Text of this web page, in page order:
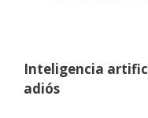
Inteligencia
adiós